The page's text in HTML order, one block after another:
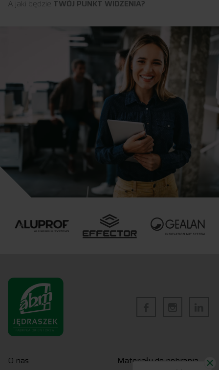
A jaki będzie TWÓJ PUNKT WIDZENIA?
O nas Materiały do pobrania